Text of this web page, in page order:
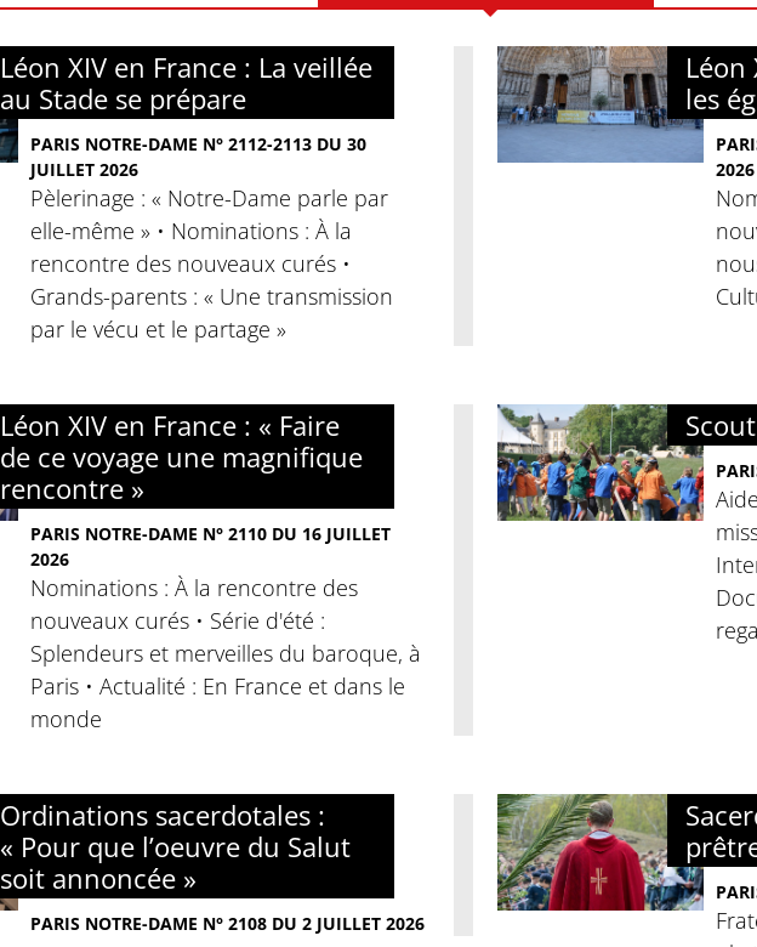
Léon XIV en France : La veillée
au Stade se prépare
PARIS NOTRE-DAME N° 2112-2113 DU 30
JUILLET 2026
Pèlerinage : « Notre-Dame parle par
elle-même » • Nominations : À la
rencontre des nouveaux curés •
Grands-parents : « Une transmission
par le vécu et le partage »
Léon
les
2026
Léon XIV en France : « Faire
de ce voyage une magnifique
rencontre »
PARIS NOTRE-DAME N° 2110 DU 16 JUILLET
2026
Nominations : À la rencontre des
nouveaux curés • Série d'été :
Splendeurs et merveilles du baroque, à
Paris • Actualité : En France et dans le
monde
Ordinations sacerdotales :
« Pour que l’oeuvre du Salut
soit annoncée »
PARIS NOTRE-DAME N° 2108 DU 2 JUILLET 2026